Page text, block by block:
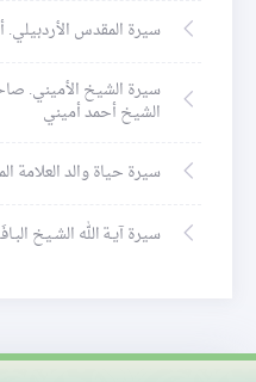
سيرة المقدس الأردبيلي.
سيرة الشيخ الأميني.
الشيخ أحمد أميني
سيرة حياة والد العلامة
سيرة آيـة الله الشـيخ